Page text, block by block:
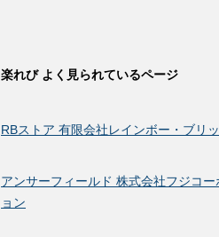
楽れび よく見られているページ
RBストア 有限会社レインボー・ブリ
アンサーフィールド 株式会社フジコー
ョン